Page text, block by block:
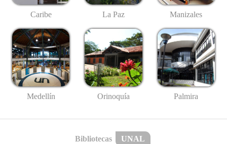
Caribe La Paz Manizales
Medellín Orinoquía Palmira
Bibliotecas UNAL